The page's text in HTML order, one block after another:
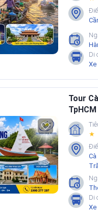
râm; chuẩn bị túi chống
cá nhân theo thói quen
nước, khăn giấy, vật dụng
để dễ có chỗ cuối tuần?
hành lý như thế nào
lưu ý gì để ít mệt?
Di
Xe
Tour
TpHCM
★
Di